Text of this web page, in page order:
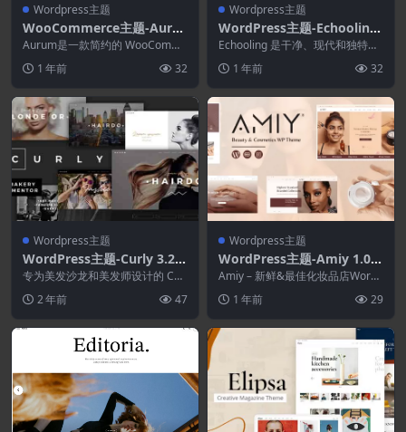
Wordpress主题
WooCommerce主题-Auru
m 4.0.6–WordPress和Woo
Commerce购物主题
Aurum是一款简约的 WooComme
供流畅...
1 年前 32
Wordpress主题
WordPress主题-Echooling
1.1.9–教育WordPress主题
Echooling 是干净、现代和独特的
1 年前 32
Wordpress主题
WordPress主题-Curly 3.2.1
–适合美发师和美发沙龙的时
尚主题
专为美发沙龙和美发师设计的 Curl
院和...2 年前 47
Wordpress主题
WordPress主题-Amiy 1.0.7
–美容化妆品店
Amiy – 新鲜&最佳化妆品店WordP
1 年前 29